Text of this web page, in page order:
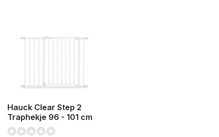
Hauck Clear Step 2
Traphekje 96 - 101 cm